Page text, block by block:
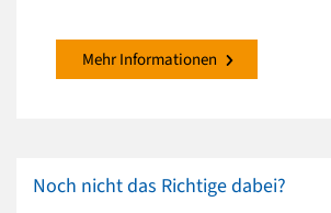
Mehr Informationen
Noch nicht das Richtige dabei?